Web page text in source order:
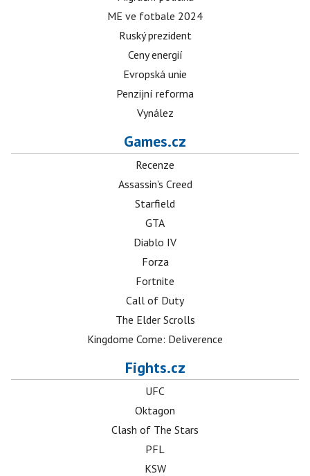
ME ve fotbale 2024
Ruský prezident
Ceny energií
Evropská unie
Penzijní reforma
Vynález
Games.cz
Recenze
Assassin's Creed
Starfield
GTA
Diablo IV
Forza
Fortnite
Call of Duty
The Elder Scrolls
Kingdome Come: Deliverence
Fights.cz
UFC
Oktagon
Clash of The Stars
PFL
KSW